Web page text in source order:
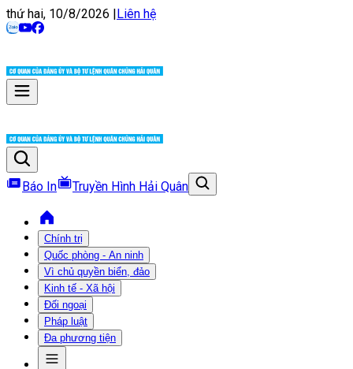
thứ hai, 10/8/2026 |Liên hệ
Báo In Truyền Hình Hải Quân
Chính trị
Quốc phòng - An ninh
Vì chủ quyền biển, đảo
Kinh tế - Xã hội
Đối ngoại
Pháp luật
Đa phương tiện